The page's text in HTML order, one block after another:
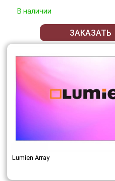
В наличии
ЗАКАЗАТЬ
Lumien Array